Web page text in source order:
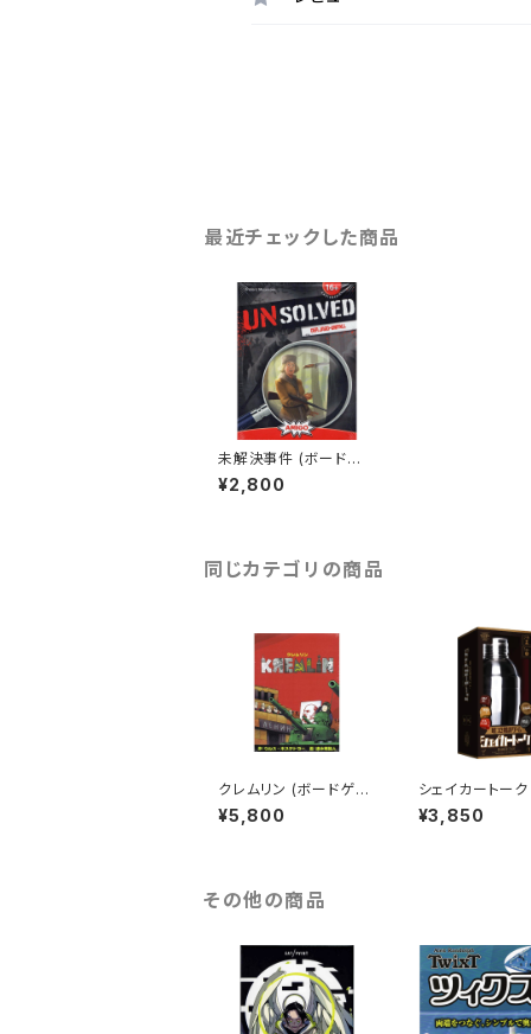
最近チェックした商品
未解決事件 (ボードゲ
ーム カードゲーム) 16
歳以上 3×45分程度 1-
¥2,800
同じカテゴリの商品
クレムリン (ボードゲー
ム カードゲーム) 50歳
以上 20-120分程度 3
¥5,800
シェイカートー
AKER TALK (ボ
ーム カードゲー
¥3,850
その他の商品